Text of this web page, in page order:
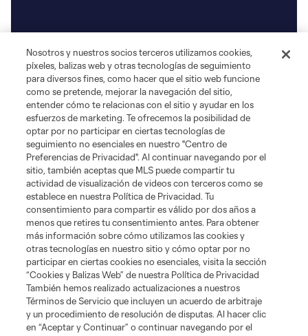
Nosotros y nuestros socios terceros utilizamos cookies,
píxeles, balizas web y otras tecnologías de seguimiento
para diversos fines, como hacer que el sitio web funcione
como se pretende, mejorar la navegación del sitio,
entender cómo te relacionas con el sitio y ayudar en los
esfuerzos de marketing. Te ofrecemos la posibilidad de
optar por no participar en ciertas tecnologías de
seguimiento no esenciales en nuestro "Centro de
Preferencias de Privacidad". Al continuar navegando por el
sitio, también aceptas que MLS puede compartir tu
actividad de visualización de videos con terceros como se
establece en nuestra Política de Privacidad. Tu
consentimiento para compartir es válido por dos años a
menos que retires tu consentimiento antes. Para obtener
más información sobre cómo utilizamos las cookies y
otras tecnologías en nuestro sitio y cómo optar por no
participar en ciertas cookies no esenciales, visita la sección
“Cookies y Balizas Web” de nuestra Política de Privacidad
También hemos realizado actualizaciones a nuestros
Términos de Servicio que incluyen un acuerdo de arbitraje
y un procedimiento de resolución de disputas. Al hacer clic
en “Aceptar y Continuar” o continuar navegando por el